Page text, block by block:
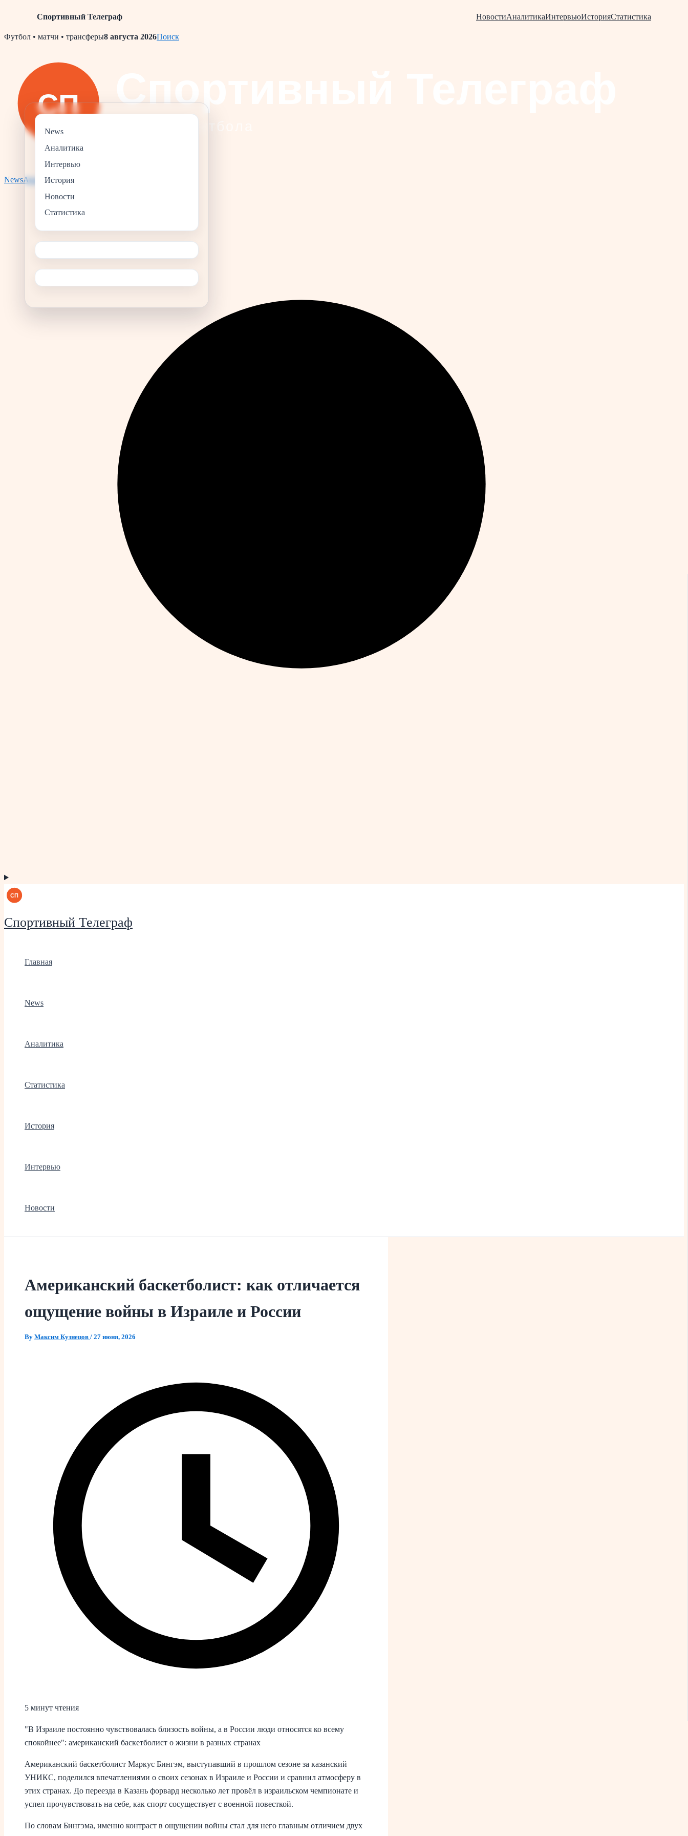
Спортивный Телеграф НовостиАналитикаИнтервьюИсторияСтатистика
Skip
Футбол • матчи • трансферы8 августа 2026Поиск
NewsАналитикаСтатистика
Спортивный Телеграф
Главная
News
Аналитика
Статистика
История
Интервью
Новости
Американский баскетболист: как отличается
ощущение войны в Израиле и России
By Максим Кузнецов / 27 июня, 2026
5 минут чтения
"В Израиле постоянно чувствовалась близость войны, а в России люди относятся ко всему
спокойнее": американский баскетболист о жизни в разных странах
Американский баскетболист Маркус Бингэм, выступавший в прошлом сезоне за казанский
УНИКС, поделился впечатлениями о своих сезонах в Израиле и России и сравнил атмосферу в
этих странах. До переезда в Казань форвард несколько лет провёл в израильском чемпионате и
успел прочувствовать на себе, как спорт сосуществует с военной повесткой.
По словам Бингэма, именно контраст в ощущении войны стал для него главным отличием двух
News
Аналитика
Интервью
История
Новости
Статистика